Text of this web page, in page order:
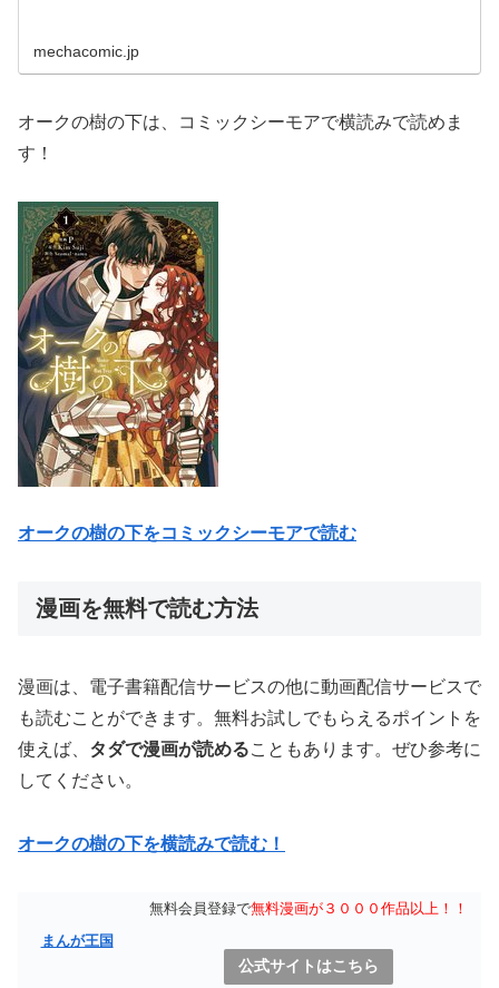
mechacomic.jp
オークの樹の下は、コミックシーモアで横読みで読めま
す！
オークの樹の下をコミックシーモアで読む
漫画を無料で読む方法
漫画は、電子書籍配信サービスの他に動画配信サービスで
も読むことができます。無料お試しでもらえるポイントを
使えば、 タダで漫画が読めることもあります。ぜひ参考に
してください。
オークの樹の下を横読みで読む！
まんが王国
無料会員登録で無料漫画が３０００作品以上！！
公式サイトはこちら